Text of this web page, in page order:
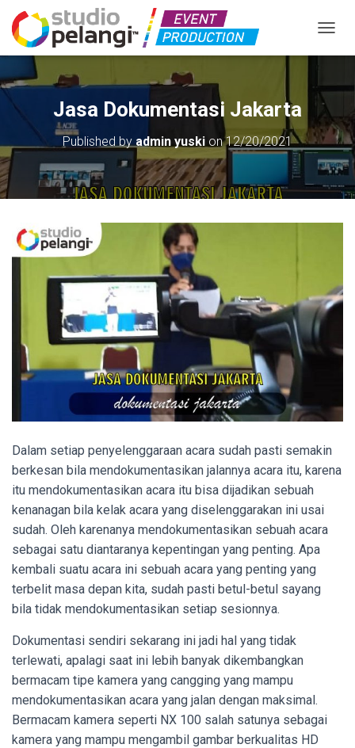
Jasa Dokumentasi Jakarta
Published by admin yuski on12/20/2021
Dalam setiap penyelenggaraan acara sudah pasti semakin
berkesan bila mendokumentasikan jalannya acara itu, karena
itu mendokumentasikan acara itu bisa dijadikan sebuah
kenanagan bila kelak acara yang diselenggarakan ini usai
sudah. Oleh karenanya mendokumentasikan sebuah acara
sebagai satu diantaranya kepentingan yang penting. Apa
kembali suatu acara ini sebuah acara yang penting yang
terbelit masa depan kita, sudah pasti betul-betul sayang
bila tidak mendokumentasikan setiap sesionnya.
Dokumentasi sendiri sekarang ini jadi hal yang tidak
terlewati, apalagi saat ini lebih banyak dikembangkan
bermacam tipe kamera yang cangging yang mampu
mendokumentasikan acara yang jalan dengan maksimal.
Bermacam kamera seperti NX 100 salah satunya sebagai
kamera yang mampu mengambil gambar berkualitas HD